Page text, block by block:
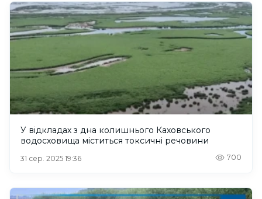
У відкладах з дна колишнього Каховського
водосховища міститься токсичні речовини
31 сер. 2025 19:36 700